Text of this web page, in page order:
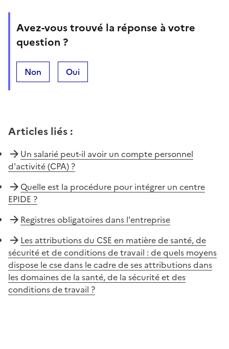
Avez-vous trouvé la réponse à votre
question ?
Non Oui
Articles liés :
Un salarié peut-il avoir un compte personnel
d'activité (CPA) ?
Quelle est la procédure pour intégrer un centre
EPIDE ?
Registres obligatoires dans l'entreprise
Les attributions du CSE en matière de santé, de
sécurité et de conditions de travail : de quels moyens
dispose le cse dans le cadre de ses attributions dans
les domaines de la santé, de la sécurité et des
conditions de travail ?